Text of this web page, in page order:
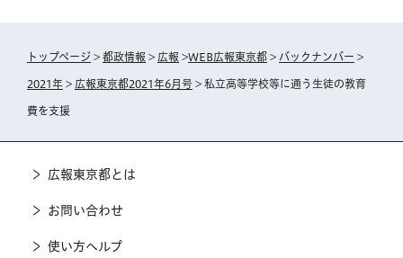
トップページ > 都政情報 > 広報 >WEB広報東京都 > バックナンバー >
2021年 > 広報東京都2021年6月号 > 私立高等学校等に通う生徒の教育
費を支援
広報東京都とは
お問い合わせ
使い方ヘルプ